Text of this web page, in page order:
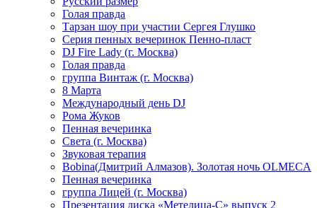
Голая правда
Тарзан шоу при участии Сергея Глушко
Серия пенных вечеринок Пенно-пласт
DJ Fire Lady (г. Москва)
Голая правда
группа Винтаж (г. Москва)
8 Марта
Международный день DJ
Рома Жуков
Пенная вечеринка
Света (г. Москва)
Звуковая терапия
Bobina(Дмитрий Алмазов). Золотая ночь OLMECA
Пенная вечеринка
группа Лицей (г. Москва)
Презентация диска «Метелица-С» выпуск 2